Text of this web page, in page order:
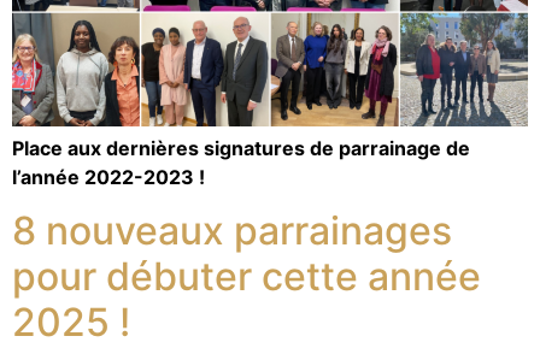
Place aux dernières signatures de parrainage de
l’année 2022-2023 !
8 nouveaux parrainages
pour débuter cette année
2025 !